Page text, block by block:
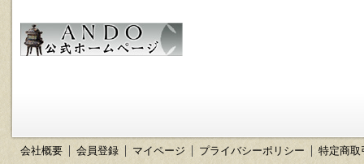
会社概要 会員登録 マイページ プライバシーポリシー 特定商取